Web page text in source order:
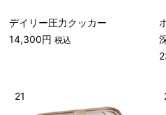
デイリー圧力クッカー
14,300円税込
21